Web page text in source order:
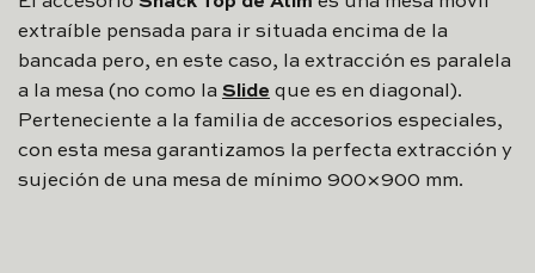
extraíble pensada para ir situada encima de la
bancada pero, en este caso, la extracción es paralela
a la mesa (no como la Slide que es en diagonal).
Perteneciente a la familia de accesorios especiales,
con esta mesa garantizamos la perfecta extracción y
sujeción de una mesa de mínimo 900×900 mm.